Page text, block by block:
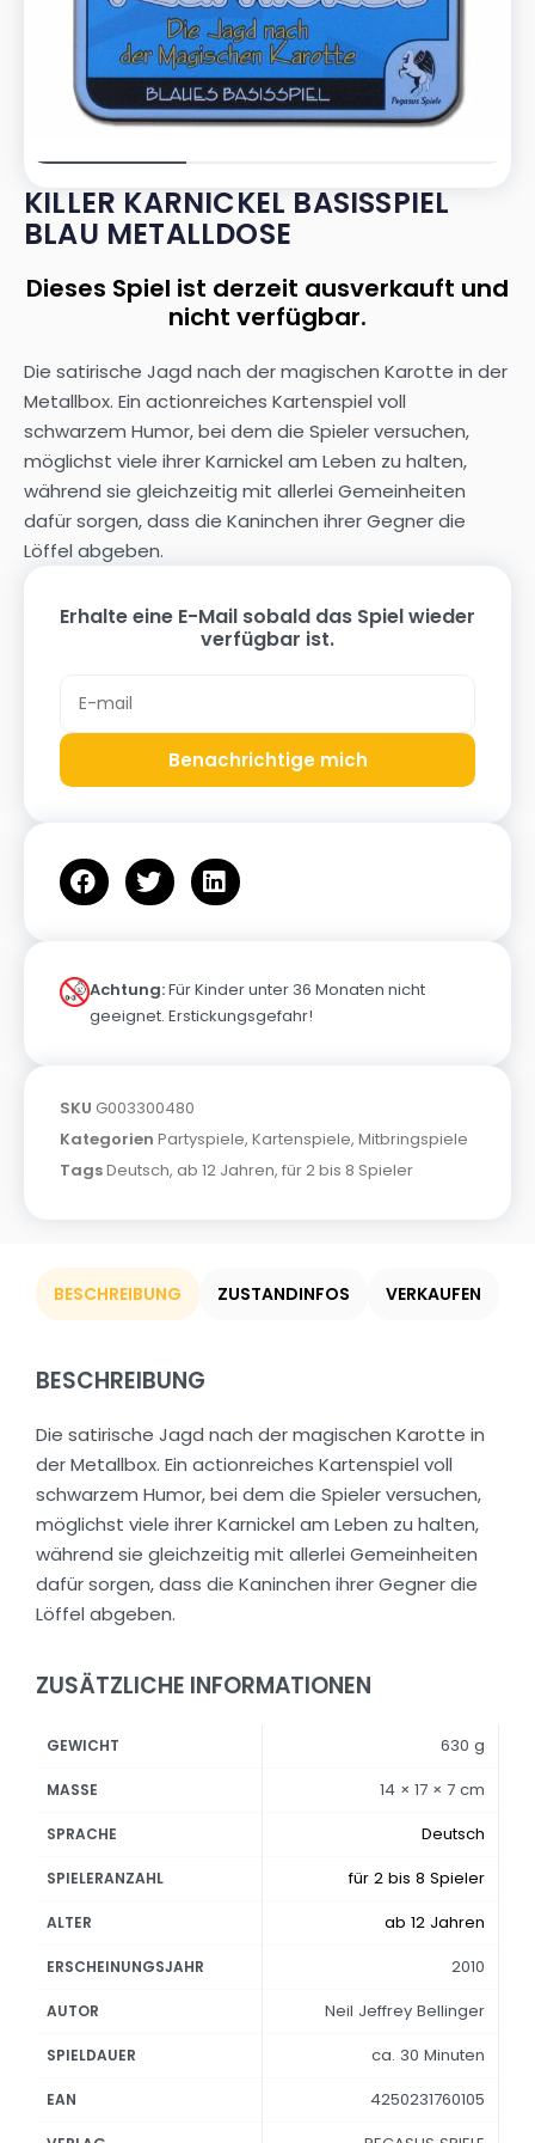
KILLER KARNICKEL BASISSPIEL
BLAU METALLDOSE
Dieses Spiel ist derzeit ausverkauft und
nicht verfügbar.
Die satirische Jagd nach der magischen Karotte in der
Metallbox. Ein actionreiches Kartenspiel voll
schwarzem Humor, bei dem die Spieler versuchen,
möglichst viele ihrer Karnickel am Leben zu halten,
während sie gleichzeitig mit allerlei Gemeinheiten
dafür sorgen, dass die Kaninchen ihrer Gegner die
Löffel abgeben.
Erhalte eine E-Mail sobald das Spiel wieder
verfügbar ist.
Benachrichtige mich
Achtung:Für Kinder unter 36 Monaten nicht
geeignet. Erstickungsgefahr!
SKU G003300480
Kategorien Partyspiele, Kartenspiele, Mitbringspiele
TagsDeutsch, ab 12 Jahren, für 2 bis 8 Spieler
BESCHREIBUNG ZUSTANDINFOS VERKAUFEN
BESCHREIBUNG
Die satirische Jagd nach der magischen Karotte in
der Metallbox. Ein actionreiches Kartenspiel voll
schwarzem Humor, bei dem die Spieler versuchen,
möglichst viele ihrer Karnickel am Leben zu halten,
während sie gleichzeitig mit allerlei Gemeinheiten
dafür sorgen, dass die Kaninchen ihrer Gegner die
Löffel abgeben.
ZUSÄTZLICHE INFORMATIONEN
GEWICHT 630 g
MASSE 14 × 17 × 7 cm
SPRACHE Deutsch
SPIELERANZAHL für 2 bis 8 Spieler
ALTER ab 12 Jahren
ERSCHEINUNGSJAHR 2010
AUTOR Neil Jeffrey Bellinger
SPIELDAUER ca. 30 Minuten
EAN 4250231760105